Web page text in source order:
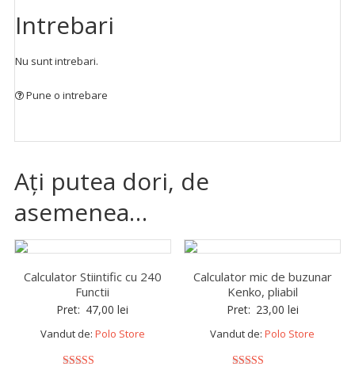
Intrebari
Nu sunt intrebari.
Pune o intrebare
Ați putea dori, de
asemenea…
Calculator Stiintific cu 240
Functii
Pret: 47,00lei
Vandut de: Polo Store
Calculator mic de buzunar
Kenko, pliabil
Pret: 23,00 lei
Vandut de:Polo Store